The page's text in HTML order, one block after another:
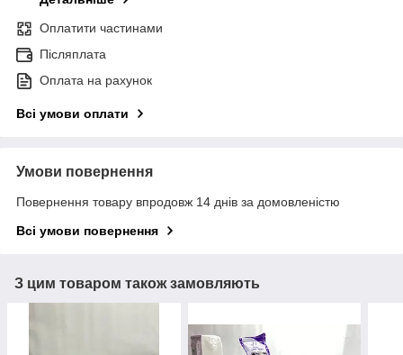
Оплатити частинами
Післяплата
Оплата на рахунок
Всі умови оплати
Умови повернення
Повернення товару впродовж 14 днів за домовленістю
Всі умови повернення
З цим товаром також замовляють